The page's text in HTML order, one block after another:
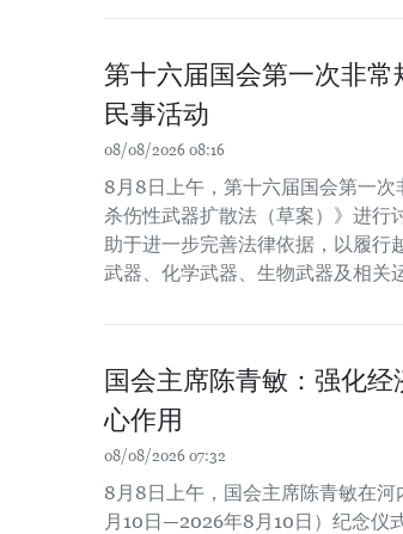
第十六届国会第一次非
民事活动
08/08/2026 08:16
8月8日上午，第十六届国会第一
杀伤性武器扩散法（草案）》进行
助于进一步完善法律依据，以履行
武器、化学武器、生物武器及相关
国会主席陈青敏：强化
心作用
08/08/2026 07:32
8月8日上午，国会主席陈青敏在
月10日—2026年8月10日）纪念仪